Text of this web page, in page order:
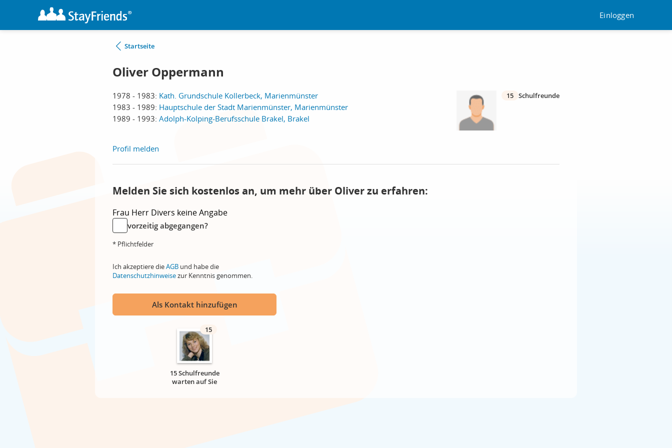
Einloggen
Startseite
Oliver Oppermann
1978 - 1983: Kath. Grundschule Kollerbeck, Marienmünster
1983 - 1989: Hauptschule der Stadt Marienmünster, Marienmünster
1989 - 1993: Adolph-Kolping-Berufsschule Brakel, Brakel
15 Schulfreunde
Profil melden
Melden Sie sich kostenlos an, um mehr über Oliver zu erfahren:
Frau Herr Divers keine Angabe
vorzeitig abgegangen?
* Pflichtfelder
Ich akzeptiere dieAGB und habe die
Datenschutzhinweisezur Kenntnis genommen.
Als Kontakt hinzufügen
15
15 Schulfreunde
warten auf Sie